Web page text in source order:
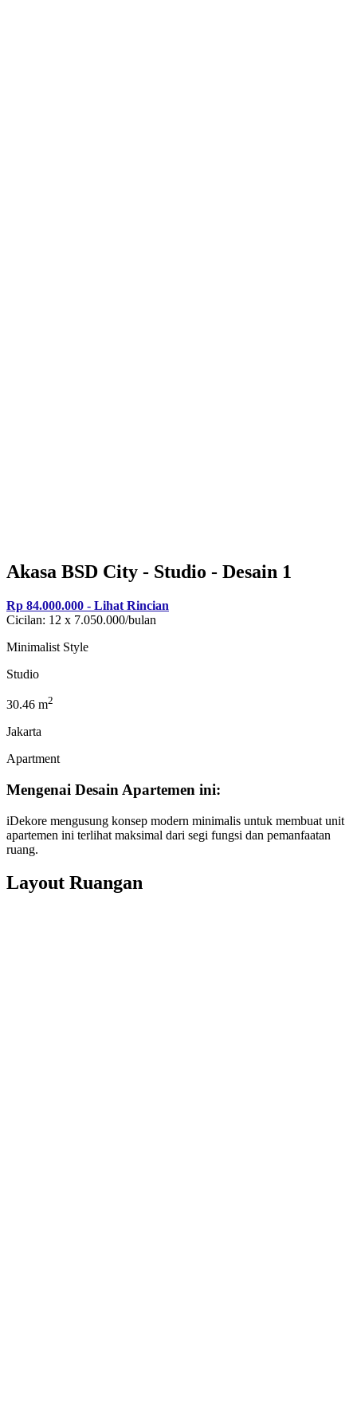
Akasa BSD City - Studio - Desain 1
Rp 84.000.000 - Lihat Rincian
Cicilan: 12 x 7.050.000/bulan
Minimalist Style
Studio
30.46 m2
Jakarta
Apartment
Mengenai Desain Apartemen ini:
iDekore mengusung konsep modern minimalis untuk membuat unit
apartemen ini terlihat maksimal dari segi fungsi dan pemanfaatan
ruang.
Layout Ruangan